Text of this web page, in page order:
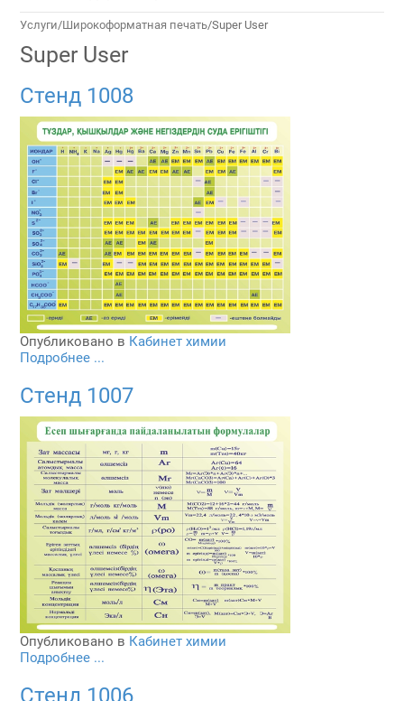
Услуги/Широкоформатная печать/Super User
Super User
Стенд 1008
Опубликовано в Кабинет химии
Подробнее ...
Стенд 1007
Опубликовано в Кабинет химии
Подробнее ...
Стенд 1006